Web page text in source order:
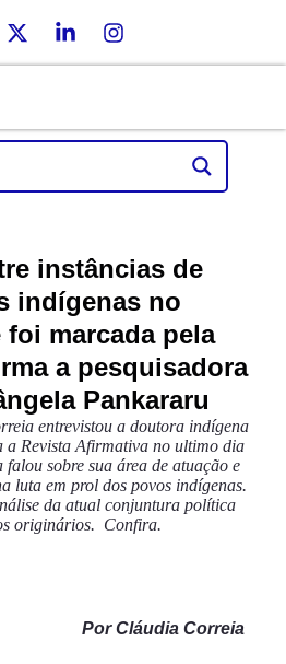
instâncias de
indígenas no
marcada pela
a pesquisadora
Pankararu
entrevistou a doutora indígena
a Revista Afirmativa no ultimo dia
sobre sua área de atuação e
luta em prol dos povos indígenas.
da atual conjuntura política
originários. Confira.
Por Cláudia Correia